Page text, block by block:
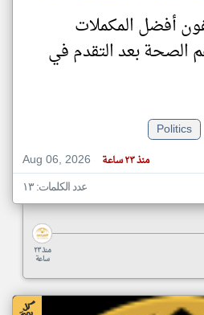
أفضل المكملات
الصحة بعد التقدم في
Politics
Aug 06, 2026
منذ ٢٣ ساعة
عدد الكلمات: ١٣
منذ ٢٣
ساعة